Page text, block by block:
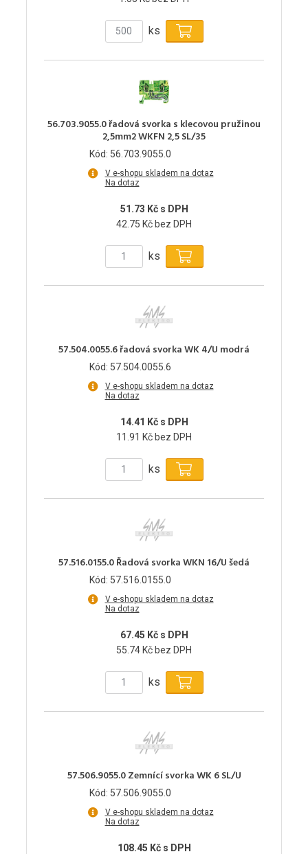
ks
56.703.9055.0 řadová svorka s klecovou pružinou
2,5mm2 WKFN 2,5 SL/35
Kód: 56.703.9055.0
V e-shopu skladem na dotaz
Na dotaz
51.73 Kč s DPH
42.75 Kč bez DPH
ks
57.504.0055.6 řadová svorka WK 4/U modrá
Kód: 57.504.0055.6
V e-shopu skladem na dotaz
Na dotaz
14.41 Kč s DPH
11.91 Kč bez DPH
ks
57.516.0155.0 Řadová svorka WKN 16/U šedá
Kód: 57.516.0155.0
V e-shopu skladem na dotaz
Na dotaz
67.45 Kč s DPH
55.74 Kč bez DPH
ks
57.506.9055.0 Zemnící svorka WK 6 SL/U
Kód: 57.506.9055.0
V e-shopu skladem na dotaz
Na dotaz
108.45 Kč s DPH